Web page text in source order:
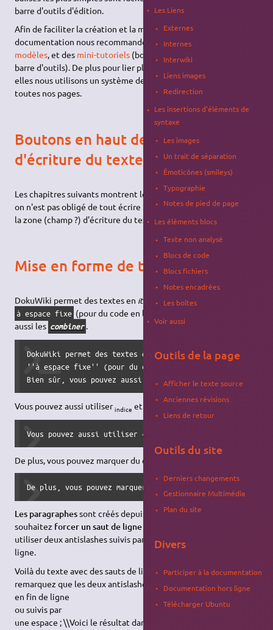
barre d'outils d'édition.
Afin de faciliter la création et la modification des pages de la
documentation nous recommandons l'utilisation de nos
modèles, et des mini-tutoriels (boutons d'insertion dans la
barre d'outils). De plus pour lier plus facilement les pages entre
elles nous utilisons un système de
tags à mettre en début de
toutes nos pages.
Boutons en haut de la zone
d'écriture du texte
Les chapitres suivants montrent les détails de la syntaxe, mais
on n'est pas obligé de tout écrire : il y a des boutons en haut de
la zone (champ ?) d'écriture du texte qui facilitent l’écriture.
Mise en forme de texte simple
DokuWiki permet des textes en italique ,gras,souligné
à espace fixe (pour du code en ligne). Bien sûr, vous pouvez
aussi les combiner .
DokuWiki permet des textes en //italique//, **gras**,
''à espace fixe'' (pour du code en ligne).
Bien sûr, vous pouvez aussi les **__//''combiner''//__**
Vous pouvez aussi utiliserindice et exposant .
Vous pouvez aussi utiliser <sub>indice</sub> et
De plus, vous pouvez marquer du contenu comme
De plus, vous pouvez marquer du contenu comme
Les paragraphessont créés depuis les lignes vides. Si vous
souhaitez forcer un saut de ligne
utiliser deux antislashes suivis par une espace ou une fin de
ligne.
Voilà du texte avec des sauts de ligne
remarquez que les deux antislashes sont seulement reconnus
en fin de ligne
ou suivis par
une espace ; \\Voici le résultat dans le cas contraire !.
Les Liens
Externes
Internes
Interwiki
Liens images
Redirection
Les insertions d'éléments de
syntaxe
Les images
Un trait de séparation
Émoticônes (smileys)
Typographie
Notes de pied de page
Les éléments blocs
Texte non analysé
Blocs de code
Blocs fichiers
Notes encadrées
Les boîtes
Voir aussi
Outils de la page
Afficher le texte source
Anciennes révisions
Liens de retour
Outils du site
Derniers changements
Gestionnaire Multimédia
Plan du site
Divers
Participer à la documentation
Documentation hors ligne
Télécharger Ubuntu